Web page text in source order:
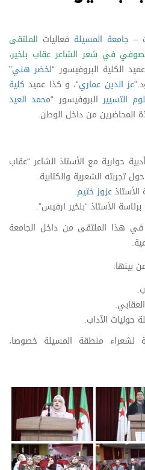
–جامعة المسيلة فعاليات الملتقى
في شعر الشاعر عقاب بلخير،
الكلية البروفيسور “لخضر هني”
عز الدين عماري“، و كذا عميد كلية
التسييرالبروفيسور “محمد العيد
المحاضرين من داخل الوطن.
حوارية مع الأستاذ الشاعر “عقاب
تجربته الشعرية والكتابية.
الأستاذعزوز ختيم.
برئاسة الأستاذ “بلخير ارفيس”.
هذا الملتقى من داخل الجامعة
بينها:
الآداب.
منطقة المسيلة خصوصا،